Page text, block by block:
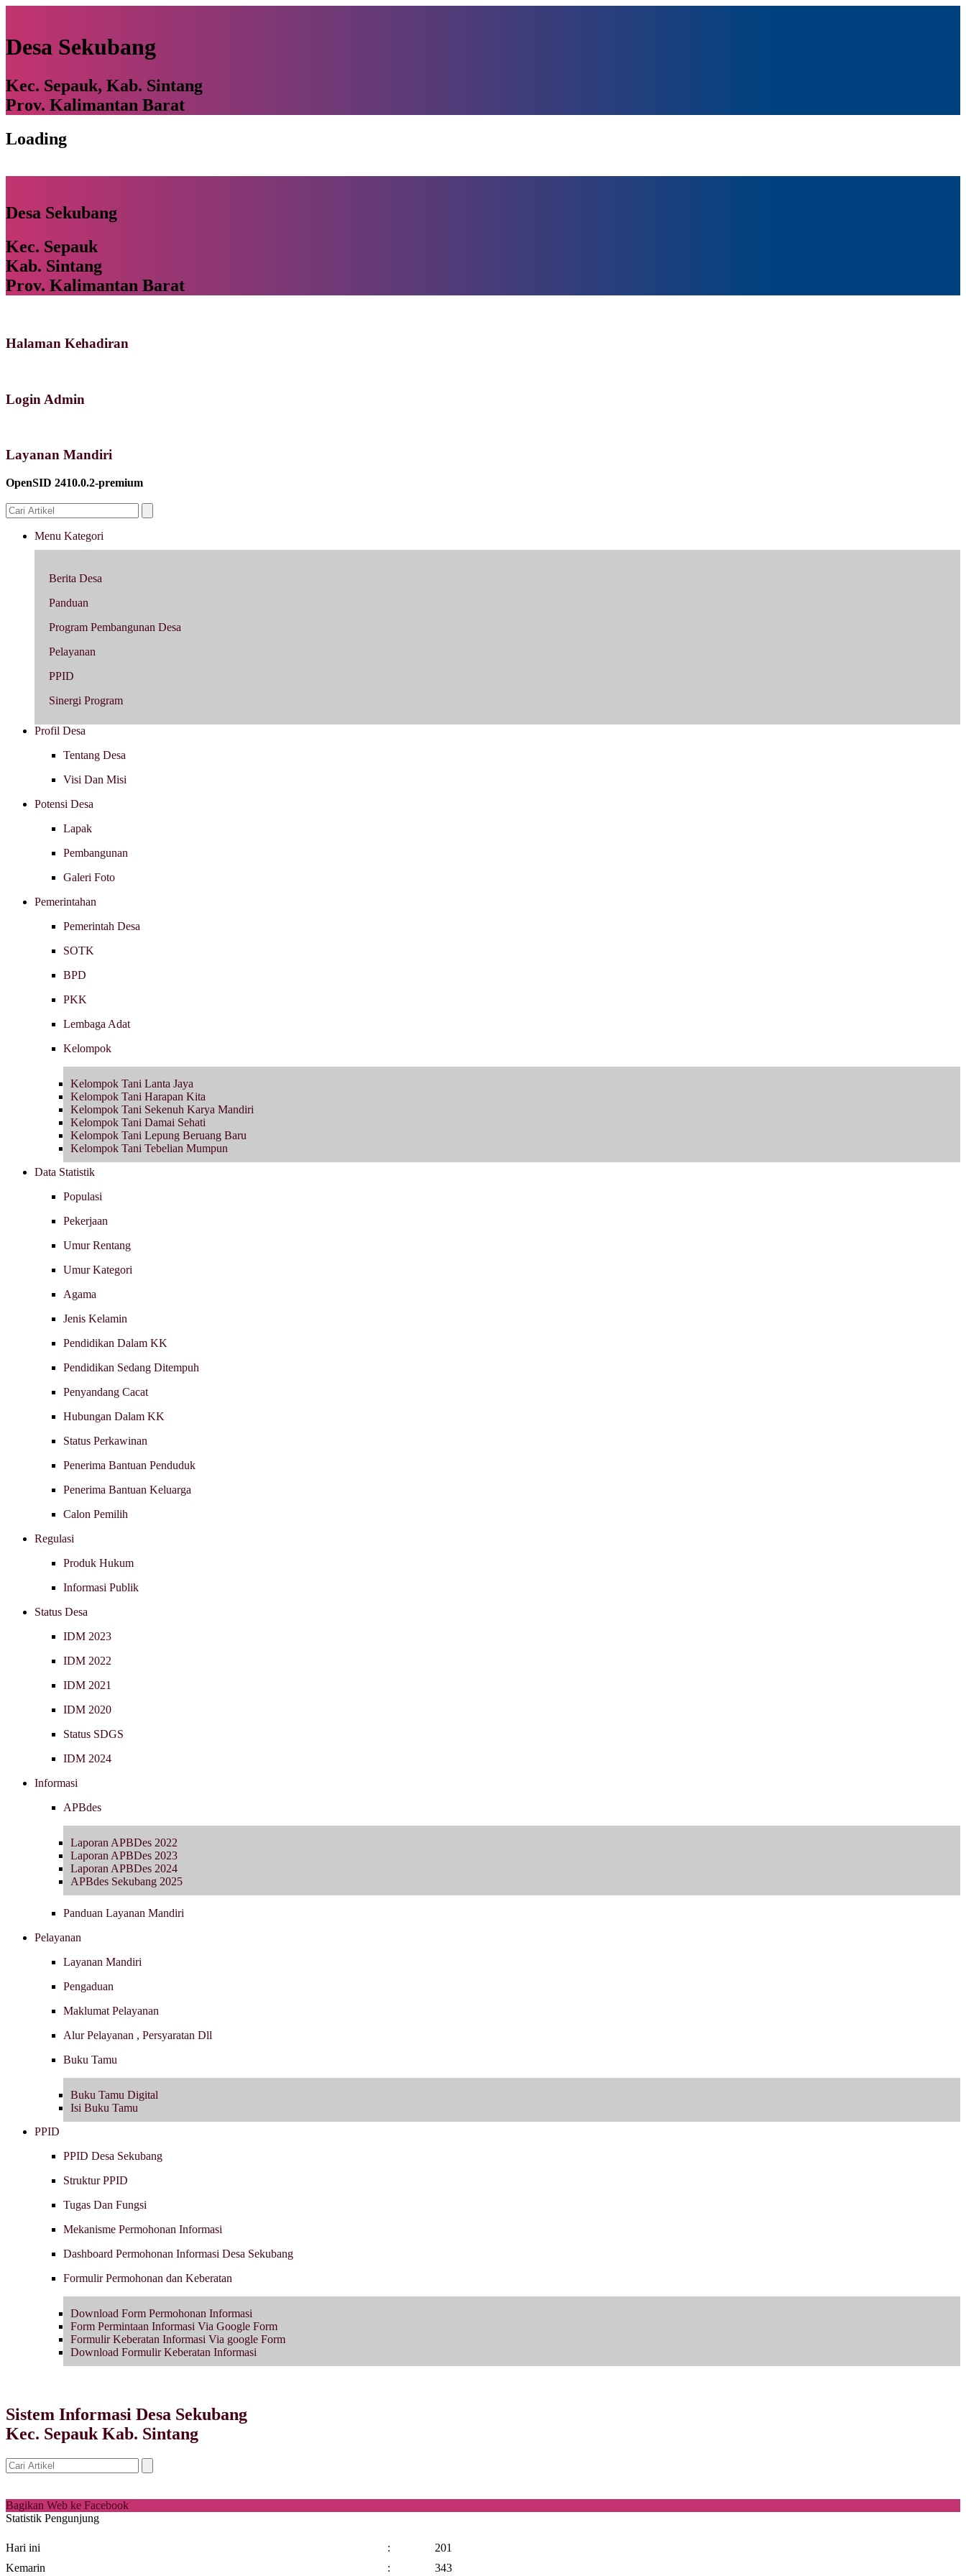
Desa Sekubang
Kec. Sepauk, Kab. Sintang
Prov. Kalimantan Barat
Loading
Desa Sekubang
Kec. Sepauk
Kab. Sintang
Prov. Kalimantan Barat
Halaman Kehadiran
Login Admin
Layanan Mandiri
OpenSID 2410.0.2-premium
Menu Kategori
Berita Desa
Panduan
Program Pembangunan Desa
Pelayanan
PPID
Sinergi Program
Profil Desa
Tentang Desa
Visi Dan Misi
Potensi Desa
Lapak
Pembangunan
Galeri Foto
Pemerintahan
Pemerintah Desa
SOTK
BPD
PKK
Lembaga Adat
Kelompok
Kelompok Tani Lanta Jaya
Kelompok Tani Harapan Kita
Kelompok Tani Sekenuh Karya Mandiri
Kelompok Tani Damai Sehati
Kelompok Tani Lepung Beruang Baru
Kelompok Tani Tebelian Mumpun
Data Statistik
Populasi
Pekerjaan
Umur Rentang
Umur Kategori
Agama
Jenis Kelamin
Pendidikan Dalam KK
Pendidikan Sedang Ditempuh
Penyandang Cacat
Hubungan Dalam KK
Status Perkawinan
Penerima Bantuan Penduduk
Penerima Bantuan Keluarga
Calon Pemilih
Regulasi
Produk Hukum
Informasi Publik
Status Desa
IDM 2023
IDM 2022
IDM 2021
IDM 2020
Status SDGS
IDM 2024
Informasi
APBdes
Laporan APBDes 2022
Laporan APBDes 2023
Laporan APBDes 2024
APBdes Sekubang 2025
Panduan Layanan Mandiri
Pelayanan
Layanan Mandiri
Pengaduan
Maklumat Pelayanan
Alur Pelayanan , Persyaratan Dll
Buku Tamu
Buku Tamu Digital
Isi Buku Tamu
PPID
PPID Desa Sekubang
Struktur PPID
Tugas Dan Fungsi
Mekanisme Permohonan Informasi
Dashboard Permohonan Informasi Desa Sekubang
Formulir Permohonan dan Keberatan
Download Form Permohonan Informasi
Form Permintaan Informasi Via Google Form
Formulir Keberatan Informasi Via google Form
Download Formulir Keberatan Informasi
Sistem Informasi Desa Sekubang
Kec. Sepauk Kab. Sintang
Bagikan Web ke Facebook
Statistik Pengunjung
Hari ini :
201
Kemarin
: 343